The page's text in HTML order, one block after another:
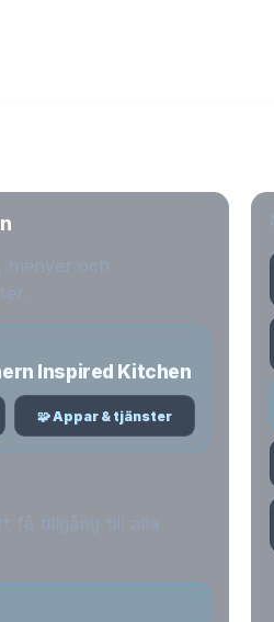
Inspired Kitchen
🧩 Appar & tjänster